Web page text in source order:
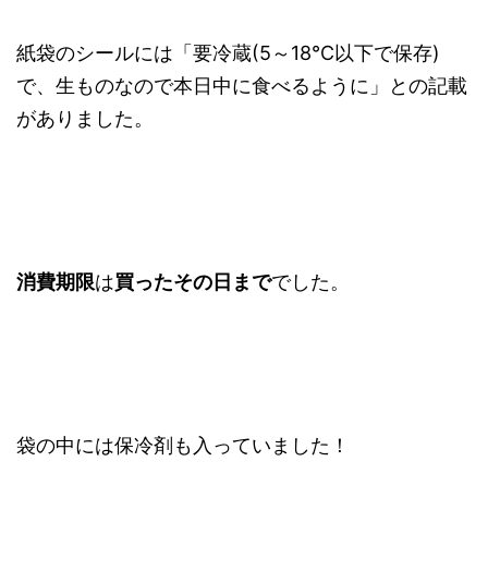
紙袋のシールには「要冷蔵(5～18℃以下で保存)
で、生ものなので本日中に食べるように」との記載
がありました。
消費期限は買ったその日まででした。
袋の中には保冷剤も入っていました！